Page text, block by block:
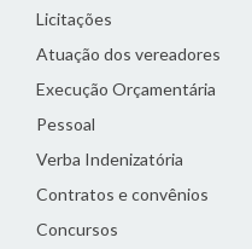
Licitações
Atuação dos vereadores
Execução Orçamentária
Pessoal
Verba Indenizatória
Contratos e convênios
Concursos